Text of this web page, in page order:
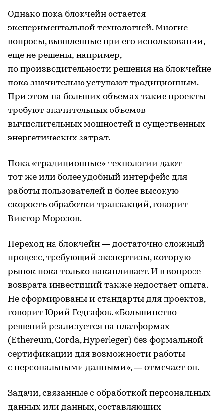
Однако пока блокчейн остается
экспериментальной технологией. Многие
вопросы, выявленные при его использовании,
еще не решены; например,
по производительности решения на блокчейне
пока значительно уступают традиционным.
При этом на больших объемах такие проекты
требуют значительных объемов
вычислительных мощностей и существенных
энергетических затрат.
Пока «традиционные» технологии дают
тот же или более удобный интерфейс для
работы пользователей и более высокую
скорость обработки транзакций, говорит
Виктор Морозов.
Переход на блокчейн — достаточно сложный
процесс, требующий экспертизы, которую
рынок пока только накапливает. И в вопросе
возврата инвестиций также недостает опыта.
Не сформированы и стандарты для проектов,
говорит Юрий Гедгафов. «Большинство
решений реализуется на платформах
(Ethereum, Corda, Hyperleger) без формальной
сертификации для возможности работы
с персональными данными», — отмечает он.
Задачи, связанные с обработкой персональных
данных или данных, составляющих